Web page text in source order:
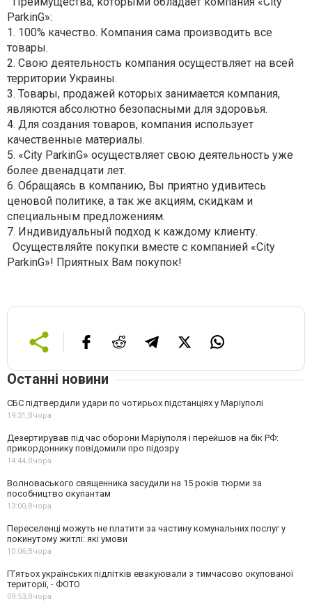
ParkinG»:
1. 100% качество. Компания сама производить все
товары.
2. Свою деятельность компания осуществляет на всей
территории Украины.
3. Товары, продажей которых занимается компания,
являются абсолютно безопасными для здоровья.
4. Для создания товаров, компания использует
качественные материалы.
5. «City ParkinG» осуществляет свою деятельность уже
более двенадцати лет.
6. Обращаясь в компанию, Вы приятно удивитесь
ценовой политике, а так же акциям, скидкам и
специальным предложениям.
7. Индивидуальный подход к каждому клиенту.
Осуществляйте покупки вместе с компанией «City
ParkinG»! Приятных Вам покупок!
Останні новини
СБС підтвердили удари по чотирьох підстанціях у Маріуполі
19:31,Вчора
Дезертирував під час оборони Маріуполя і перейшов на бік РФ:
прикордоннику повідомили про підозру
14:44,Вчора
Волноваського священника засудили на 15 років тюрми за
пособництво окупантам
13:00,Вчора
Переселенці можуть не платити за частину комунальних послуг у
покинутому житлі: які умови
10:06,Вчора
П’ятьох українських підлітків евакуювали з тимчасово окупованої
території, - ФОТО
09:53,Вчора